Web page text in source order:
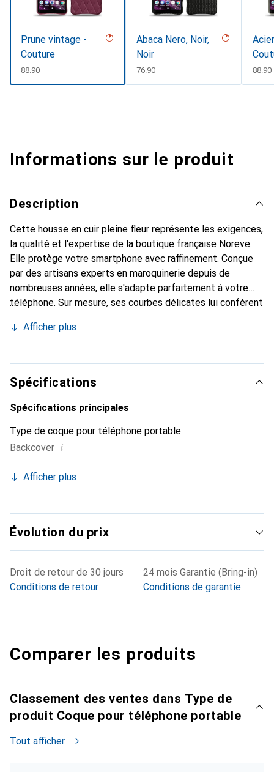
Prune vintage -
Couture
CHF
88.90
Abaca Nero, Noir,
Noir
CHF
76.90 CHF
88.90
Informations sur le produit
Description
Cette housse en cuir pleine fleur représente les exigences,
la qualité et l'expertise de la boutique française Noreve.
Elle protège votre smartphone avec raffinement. Conçue
par des artisans experts en maroquinerie depuis de
nombreuses années, elle s'adapte parfaitement à votre
téléphone. Sur mesure, ses courbes délicates lui confèrent
et essentiel de votre smartphone. Reconnaître
marque Noreve est un choix sûr pour une clientèle
exigeante.
Afficher plus
Spécifications
Spécifications principales
Type de coque pour téléphone portable
Backcover i
Afficher plus
Évolution du prix
Droit de retour de 30 jours
Conditions de retour
24 mois Garantie (Bring-in)
Conditions de garantie
Comparer les produits
Classement des ventes dans Type de
produit Coque pour téléphone portable
Tout afficher